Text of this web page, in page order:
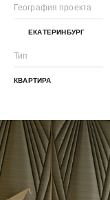
География проекта
ЕКАТЕРИНБУРГ
Тип
КВАРТИРА